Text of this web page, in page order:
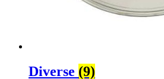
Diverse (9)